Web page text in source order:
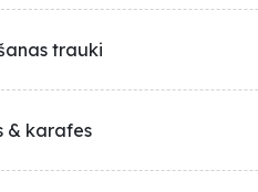
trauki
& karafes